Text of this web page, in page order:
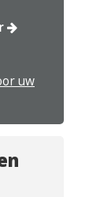
uw